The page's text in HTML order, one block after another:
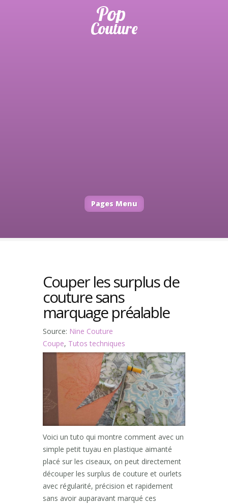
Pages Menu
Couper les surplus de
couture sans
marquage préalable
Source: Nine Couture
Coupe, Tutos techniques
Voici un tuto qui montre comment avec un
simple petit tuyau en plastique aimanté
placé sur les ciseaux, on peut directement
découper les surplus de couture et ourlets
avec régularité, précision et rapidement
sans avoir auparavant marqué ces